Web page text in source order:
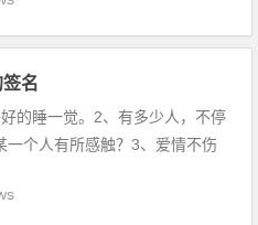
，永远相识相知却!4、彼岸
生，总会错过很多人。错过爱
签名
的睡一觉。2、有多少人，不停
个人有所感触？3、爱情不伤
不去的痕迹。5、眼泪的存